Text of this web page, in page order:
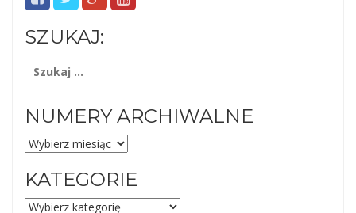
SZUKAJ:
NUMERY ARCHIWALNE
NUMERY
ARCHIWALNE
KATEGORIE
KATEGORIE